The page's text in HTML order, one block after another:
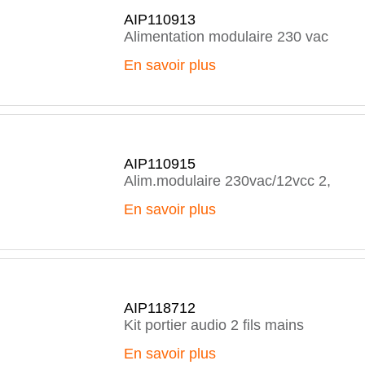
AIP110913
Alimentation modulaire 230 vac
En savoir plus
AIP110915
Alim.modulaire 230vac/12vcc 2,
En savoir plus
AIP118712
Kit portier audio 2 fils mains
En savoir plus